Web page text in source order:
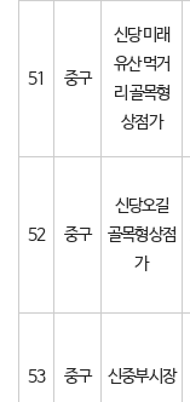
51 중구
신당 미래
유산 먹거
리 골목형
상점가
52 중구
신당오길
골목형상점
가
53 중구 신중부시장